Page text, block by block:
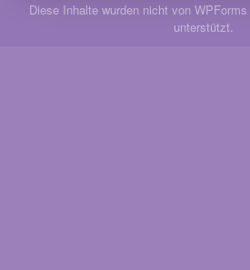
Diese Inhalte wurden nicht von
unterstützt.